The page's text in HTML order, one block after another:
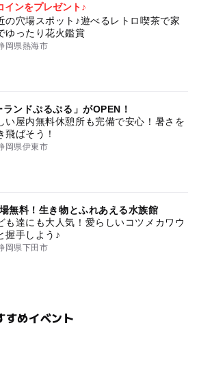
インをプレゼント♪
の穴場スポット♪遊べるレトロ喫茶で家
ゆったり花火鑑賞
岡県熱海市
ンドぷるぷる」がOPEN！
い屋内無料休憩所も完備で安心！暑さを
飛ばそう！
岡県伊東市
無料！生き物とふれあえる水族館
も達にも大人気！愛らしいコツメカワウ
握手しよう♪
岡県下田市
すめイベント